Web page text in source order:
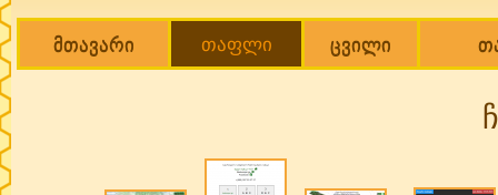
Main menu
მთავარი თაფლი ცვილი